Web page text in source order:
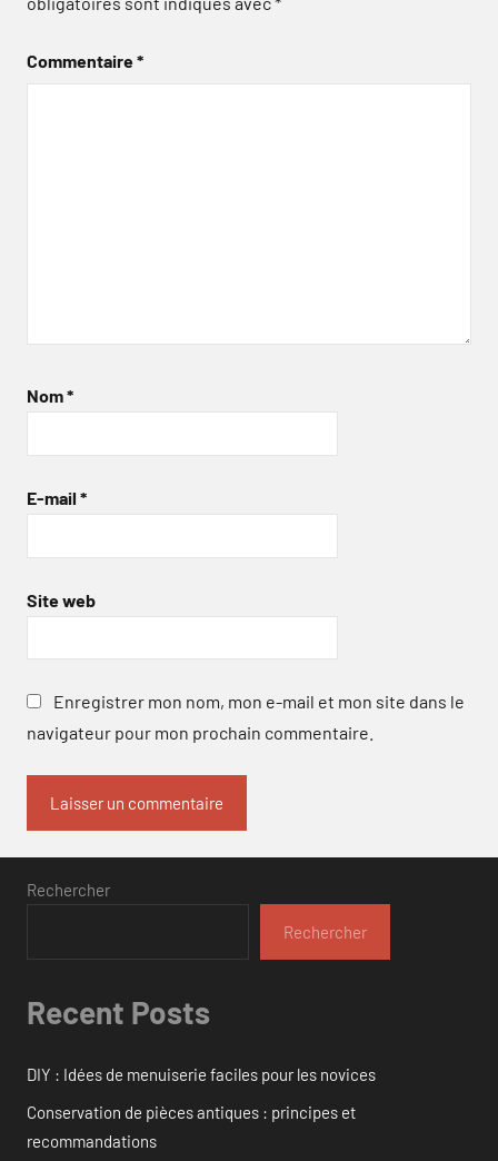
Commentaire*
Nom*
E-mail *
Site web
Enregistrer mon nom, mon e-mail et mon site dans le
navigateur pour mon prochain commentaire.
Rechercher
Rechercher
Recent Posts
DIY : Idées de menuiserie faciles pour les novices
Conservation de pièces antiques : principes et
recommandations